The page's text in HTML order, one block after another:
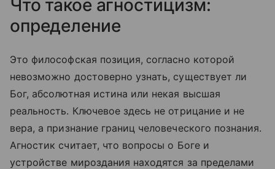
Что такое агностицизм:
определение
Это философская позиция, согласно которой
невозможно достоверно узнать, существует ли
Бог, абсолютная истина или некая высшая
реальность. Ключевое здесь не отрицание и не
вера, а признание границ человеческого познания.
Агностик считает, что вопросы о Боге и
устройстве мироздания находятся за пределами